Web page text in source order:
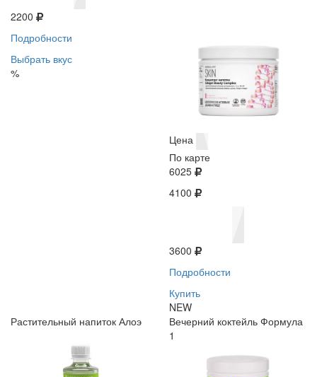
2200
Подробности
Выбрать вкус
%
Цена
По карте
6025
4100
3600
Подробности
Купить
NEW
Растительный напиток Алоэ
Вечерний коктейль Формула
1